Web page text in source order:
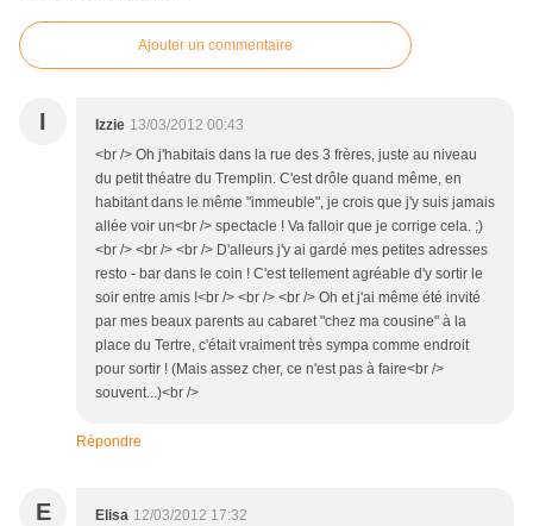
Ajouter un commentaire
I Izzie 13/03/2012 00:43
<br /> Oh j'habitais dans la rue des 3 frères, juste au niveau
du petit théatre du Tremplin. C'est drôle quand même, en
habitant dans le même "immeuble", je crois que j'y suis jamais
allée voir un<br /> spectacle ! Va falloir que je corrige cela. ;)
<br /> <br /> <br /> D'alleurs j'y ai gardé mes petites adresses
resto - bar dans le coin ! C'est tellement agréable d'y sortir le
soir entre amis !<br /> <br /> <br /> Oh et j'ai même été invité
par mes beaux parents au cabaret "chez ma cousine" à la
place du Tertre, c'était vraiment très sympa comme endroit
pour sortir ! (Mais assez cher, ce n'est pas à faire<br />
souvent...)<br />
Répondre
E Elisa 12/03/2012 17:32